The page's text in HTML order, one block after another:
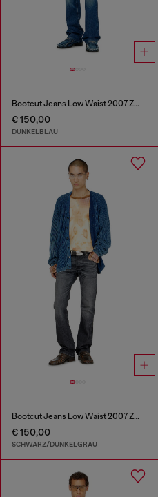
Bootcut Jeans Low Waist 2007 Zatiny
€ 150,00
DUNKELBLAU
Bootcut Jeans Low Waist 2007 Zatiny
€ 150,00
SCHWARZ/DUNKELGRAU